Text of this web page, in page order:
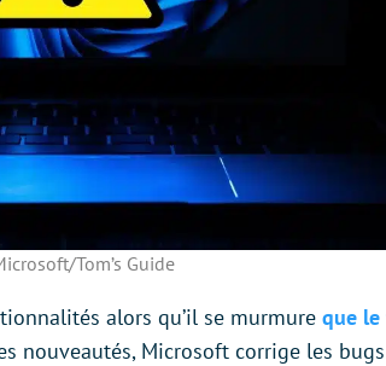
Tom’s Guide
alors qu’il se murmure que
nouveautés, Microsoft corrige les